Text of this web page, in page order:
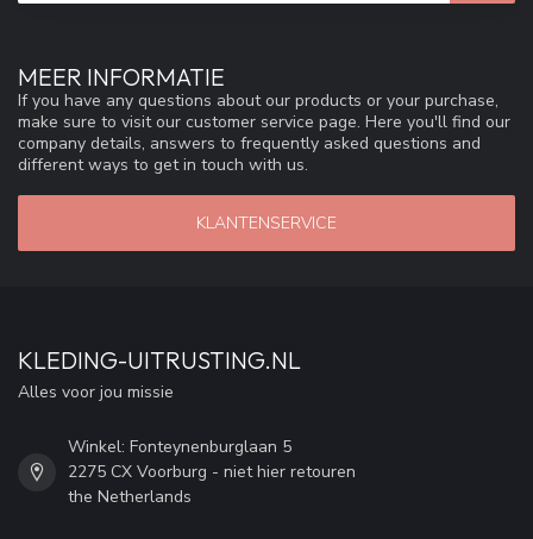
MEER INFORMATIE
If you have any questions about our products or your purchase,
make sure to visit our customer service page. Here you'll find our
company details, answers to frequently asked questions and
different ways to get in touch with us.
KLANTENSERVICE
KLEDING-UITRUSTING.NL
Alles voor jou missie
Winkel: Fonteynenburglaan 5
2275 CX Voorburg - niet hier retouren
the Netherlands